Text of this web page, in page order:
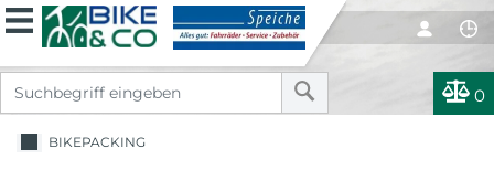
0
BIKEPACKING